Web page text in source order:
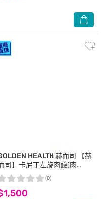
HEALTH 赫而司
【赫
司】卡尼丁左旋肉鹼(肉
酸)+吡啶甲酸鉻植物膠囊(60顆
*1罐)天然胺基酸促進新陳代
、維持醣類正常代謝
(0)